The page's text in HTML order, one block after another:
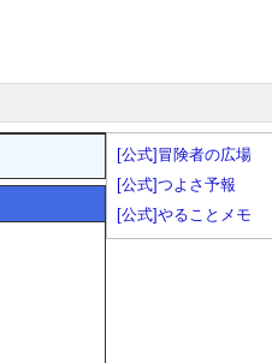
[公式]冒険者の広場
[公式]つよさ予報
[公式]やることメモ